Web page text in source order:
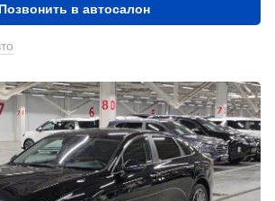
Позвонить в автосалон